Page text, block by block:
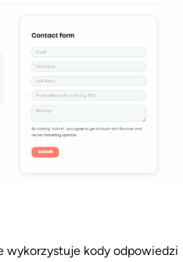
wykorzystuje kody odpowiedzi